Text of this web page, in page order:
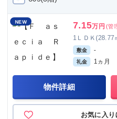
NEW 7.15万円 (管
1ＬＤＫ(28.77
敷金 -
礼金 1ヵ月
物件詳細
お気に入り